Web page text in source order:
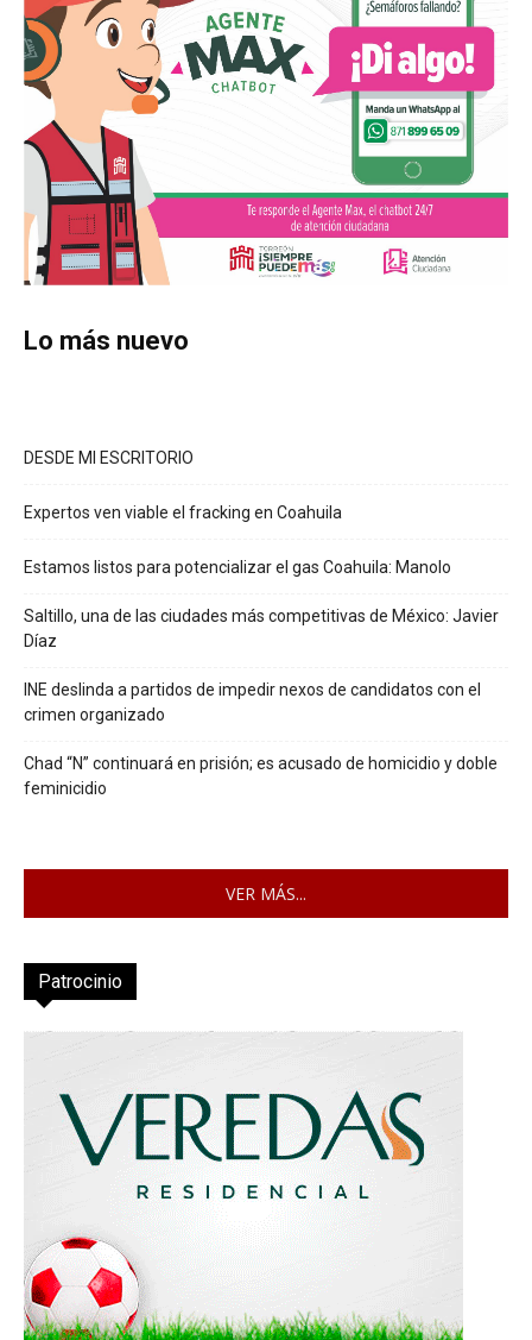
Lo más nuevo
DESDE MI ESCRITORIO
Expertos ven viable el fracking en Coahuila
Estamos listos para potencializar el gas Coahuila: Manolo
Saltillo, una de las ciudades más competitivas de México: Javier
Díaz
INE deslinda a partidos de impedir nexos de candidatos con el
crimen organizado
Chad “N” continuará en prisión; es acusado de homicidio y doble
feminicidio
VER MÁS...
Patrocinio